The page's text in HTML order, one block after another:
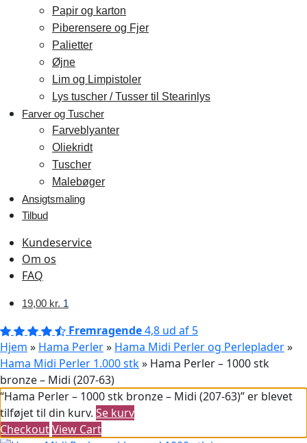
Papir og karton
Piberensere og Fjer
Palietter
Øjne
Lim og Limpistoler
Lys tuscher / Tusser til Stearinlys
Farver og Tuscher
Farveblyanter
Oliekridt
Tuscher
Malebøger
Ansigtsmaling
Tilbud
Kundeservice
Om os
FAQ
19,00 kr. 1
Fremragende4,8 ud af 5
Hjem » Hama Perler» Hama Midi Perler og Perleplader»
Hama Midi Perler 1.000 stk» Hama Perler – 1000 stk
bronze – Midi (207-63)
“Hama Perler – 1000 stk bronze – Midi (207-63)” er blevet
tilføjet til din kurv. Se kurv
CheckoutView Cart